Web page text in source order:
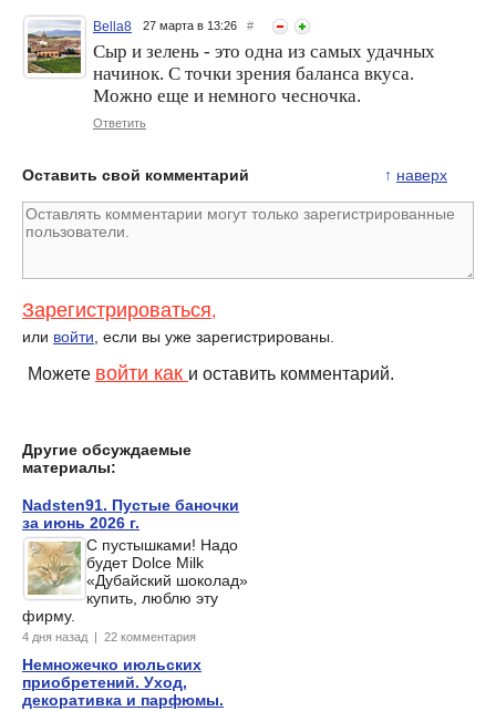
Bella8 27 марта в 13:26 #
Сыр и зелень - это одна из самых удачных
начинок. С точки зрения баланса вкуса.
Можно еще и немного чесночка.
Ответить
↑ наверх
Оставить свой комментарий
Зарегистрироваться,
или войти , если вы уже зарегистрированы.
Можете войти как и оставить комментарий.
Другие обсуждаемые
материалы:
Nadsten91. Пустые баночки
за июнь 2026 г.
С пустышками! Надо
будет Dolce Milk
«Дубайский шоколад»
купить, люблю эту
фирму.
4 дня назад | 22 комментария
Немножечко июльских
приобретений. Уход,
декоративка и парфюмы.